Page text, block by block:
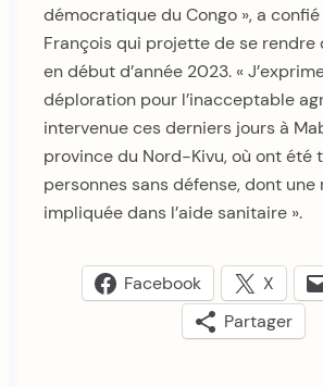
démocratique du Congo », a
François qui projette de se rendre
en début d’année 2023. «
déploration pour l’inacceptable
intervenue ces derniers jours à
province du Nord-Kivu, où ont été
personnes sans défense, dont une
impliquée dans l’aide sanitaire ».
Facebook X
Partager